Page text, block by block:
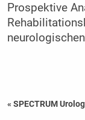
Prospektive
« SPECTRUM